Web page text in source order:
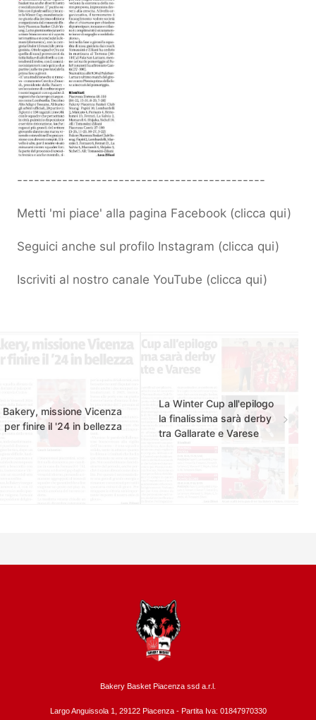
--------------------------------------------
Metti 'mi piace' alla pagina Facebook (clicca qui)
Seguici anche sul profilo Instagram (clicca qui)
Iscriviti al nostro canale YouTube (clicca qui)
Bakery, missione Vicenza
per finire il '24 in bellezza
La Winter Cup all'epilogo
la finalissima sarà derby
tra Gallarate e Varese
Bakery Basket Piacenza ssd a.r.l.
Largo Anguissola 1, 29122 Piacenza - Partita Iva: 01847970330